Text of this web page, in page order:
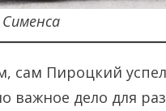
сам Пироцкий
важное дело для